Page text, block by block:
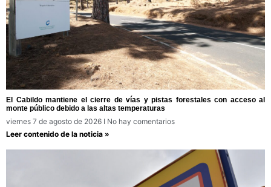
El Cabildo mantiene el cierre de vías y pistas forestales con acceso al
monte público debido a las altas temperaturas
viernes 7 de agosto de 2026
No hay comentarios
Leer contenido de la noticia »